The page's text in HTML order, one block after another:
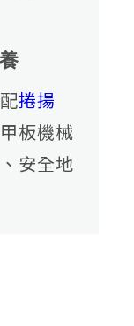
捲揚
板機械
安全地